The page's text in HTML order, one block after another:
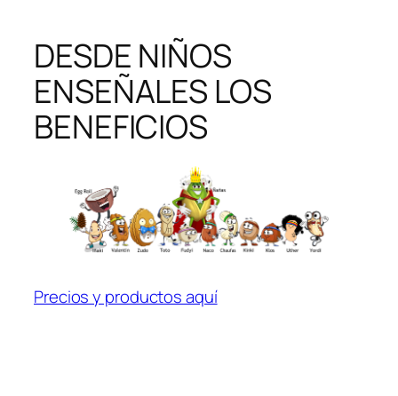
DESDE NIÑOS
ENSEÑALES LOS
BENEFICIOS
Precios y productos aquí